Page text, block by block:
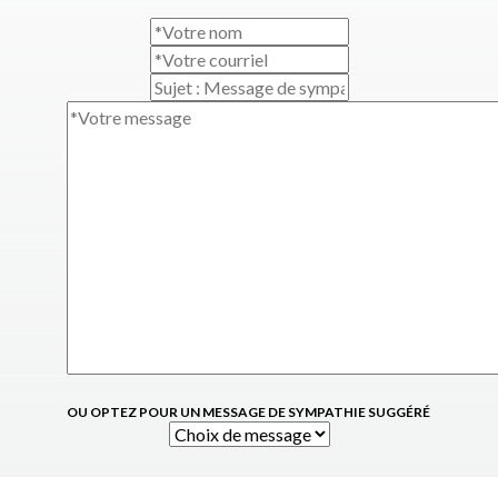
OU OPTEZ POUR UN MESSAGE DE SYMPATHIE SUGGÉRÉ